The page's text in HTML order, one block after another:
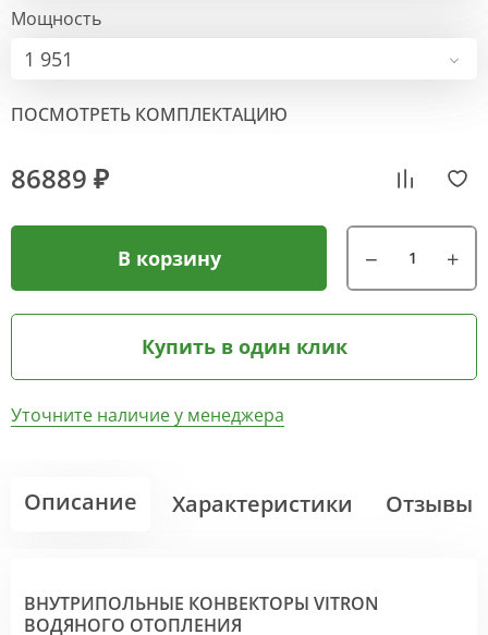
Мощность
1 951
ПОСМОТРЕТЬ КОМПЛЕКТАЦИЮ
86889 ₽
В корзину
Купить в один клик
Уточните наличие у менеджера
Описание Характеристики Отзывы
ВНУТРИПОЛЬНЫЕ КОНВЕКТОРЫ VITRON
ВОДЯНОГО ОТОПЛЕНИЯ